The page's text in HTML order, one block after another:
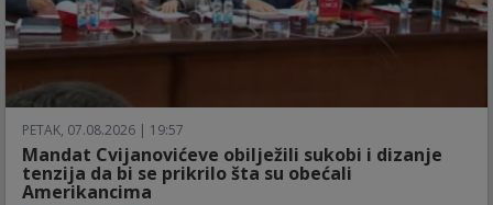
PETAK, 07.08.2026 | 19:57
Mandat Cvijanovićeve obilježili sukobi i dizanje
tenzija da bi se prikrilo šta su obećali
Amerikancima